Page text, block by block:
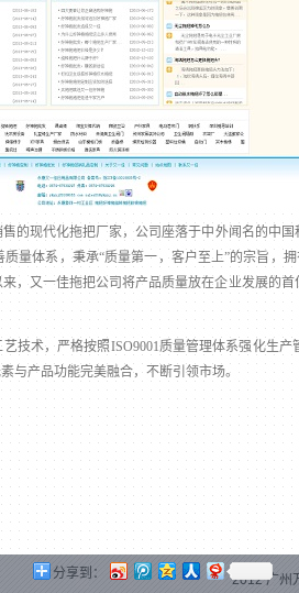
现代化拖把厂家，公司座落于中外闻名的中
体系，秉承“质量第一，客户至上”的宗旨，
，又一佳拖把公司将产品质量放在企业发展的
术，严格按照ISO9001质量管理体系强化生产
与产品功能完美融合，不断引领市场。
分享到： 2012 广州